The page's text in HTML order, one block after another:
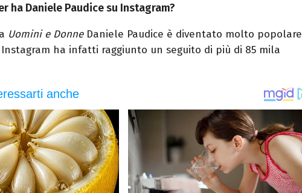
ha Daniele Paudice su Instagram?
Uomini e DonneDaniele Paudice è diventato molto popolare
ha infatti raggiunto un seguito di più di 85 mila